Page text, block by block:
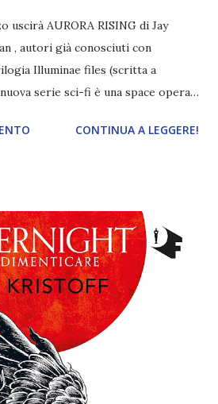
uscirà AURORA RISING di Jay
, autori già conosciuti con
Illuminae files (scritta a
serie sci-fi è una space opera
I protagonisti di questa avventura
Peccato che il destino
proprio nelle mani della
Rising Autore: Amie Kaufman,
Pagine: 300 Editore:
10 marzo 2020 Preordinarlo a
ai cadetti dell'ultimo anno dell'Aurora
affidata la prima vera missione.
Tyler...
CONTINUA A LEGGERE!